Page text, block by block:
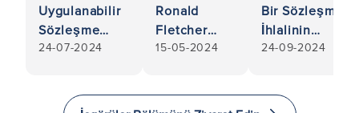
Uygulanabilir
Sözleşme
Rehberi: İş
Bağlayıcı
24-07-2024
Ronald
Fletcher
Baker için
Çığır Açan
15-05-2024
Bir Sözleşme
İhlalinin
Ardından
24-09-2024